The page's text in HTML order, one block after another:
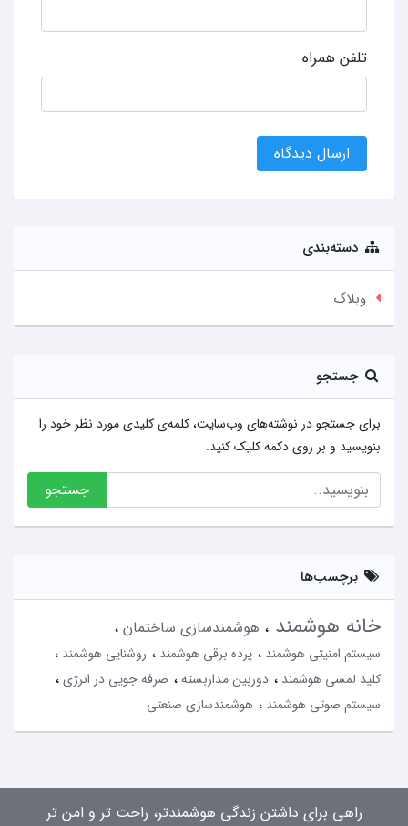
تلفن همراه
ارسال دیدگاه
دسته‌بندی
وبلاگ
جستجو
برای جستجو در نوشته‌های وب‌سایت، کلمه‌ی کلیدی مورد نظر خود را
بنویسید و بر روی دکمه کلیک کنید.
جستجو
برچسب‌ها
خانه هوشمند هوشمندسازی ساختمان
سیستم امنیتی هوشمند پرده برقی هوشمند
روشنایی هوشمند
کلید لمسی هوشمند
دوربین مداربسته
صرفه جویی در انرژی
سیستم صوتی هوشمند
هوشمندسازی صنعتی
راهی برای داشتن زندگی هوشمندتر، راحت تر و امن تر